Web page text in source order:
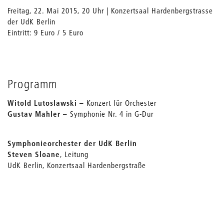
Freitag, 22. Mai 2015, 20 Uhr | Konzertsaal Hardenbergstrasse
der UdK Berlin
Eintritt: 9 Euro / 5 Euro
Programm
Witold Lutoslawski – Konzert für Orchester
Gustav Mahler – Symphonie Nr. 4 in G-Dur
Symphonieorchester der UdK Berlin
Steven Sloane, Leitung
UdK Berlin, Konzertsaal Hardenbergstraße